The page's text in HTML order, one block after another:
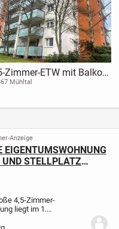
Zimmer-ETW mit Balkon
Lage von
Mühltal
Anzeige
EIGENTUMSWOHNUNG
STELLPLATZ
4,5-Zimmer-
liegt im 1.
aus dem Baujahr